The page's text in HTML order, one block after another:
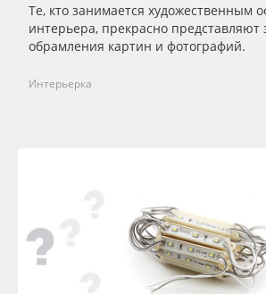
Те, кто занимается художественным
интерьера, прекрасно представляют
обрамления картин и фотографий.
Интерьерка